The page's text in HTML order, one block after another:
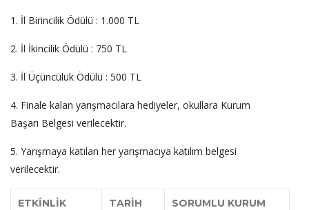
1. İl Birincilik Ödülü : 1.000 TL
2. İl İkincilik Ödülü : 750 TL
3. İl Üçüncülük Ödülü : 500 TL
4. Finale kalan yarışmacılara hediyeler, okullara Kurum
Başarı Belgesi verilecektir.
5. Yarışmaya katılan her yarışmacıya katılım belgesi
verilecektir.
ETKİNLİK TARİH SORUMLU KURUM